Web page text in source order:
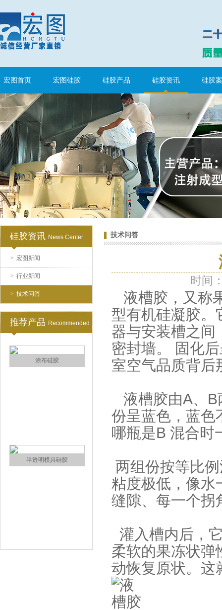
宏图首页 宏图硅胶 硅胶产品 硅胶资讯 硅胶
硅胶资讯 News Center
> 宏图新闻
> 行业新闻
> 技术问答
推荐产品 Recommended
眼镜鼻托专用注射硅胶
技术问答
时间
液槽胶，又称
型有机硅凝胶。
器与安装槽之间
密封墙。 固化
室空气品质背后
液槽胶由A、B
份呈蓝色，蓝色
哪瓶是B 混合时
两组份按等比
粘度极低，像水
缝隙、每一个拐
灌入槽内后，
柔软的果冻状弹
动恢复原状。这